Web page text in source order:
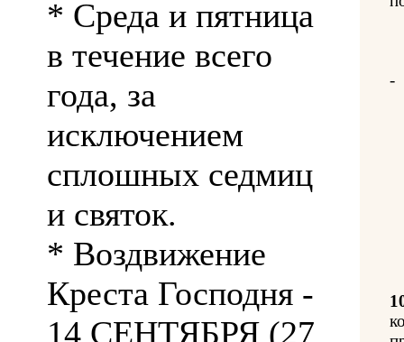
* Среда и пятница
в течение всего
года, за
исключением
сплошных седмиц
и святок.
* Воздвижение
Креста Господня -
14 СЕНТЯБРЯ (27
-